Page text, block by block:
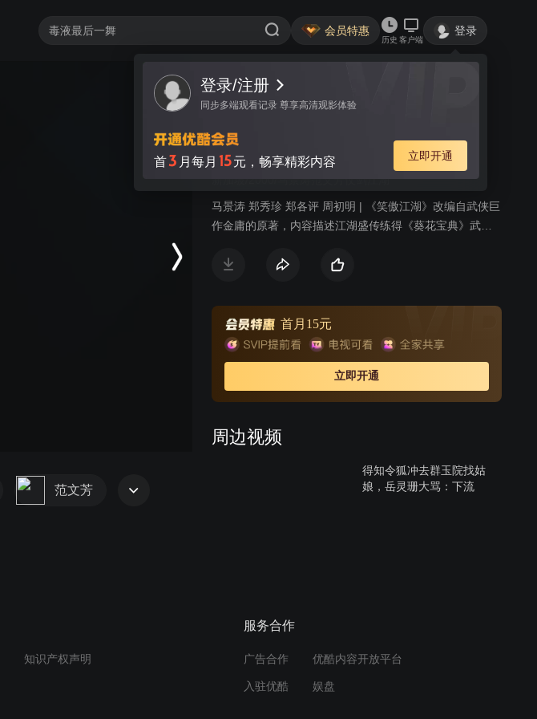
会员特惠
历史 客户端
登录
登录/注册
同步多端观看记录 尊享高清观影体验
首3 月每月 15元，畅享精彩内容 立即开通
视频 讨论
笑傲江湖
新加坡/2000/马景涛范文芳仗剑江湖
马景涛 郑秀珍 郑各评 周初明 | 《笑傲江湖》改编自武侠巨
作金庸的原著，内容描述江湖盛传练得《葵花宝典》武
籍，掀起连番腥风血雨。华山弟子令狐冲为了替师父寻找
曲洋与衡山派刘正风，二人在临终之时授予令狐冲笑傲江
湖之曲，令狐冲在逃避追杀时无意中与日月神教教主之独
生女任盈盈相交，在与东厂“锦衣卫”争斗中，令狐冲仗义而
出，却意外得悉师父岳不群的伪善面目。
首月15元
立即开通
周边视频
得知令狐冲去群玉院找姑
娘，岳灵珊大骂：下流
衣自证清白，令狐冲大战东
范文芳
知识产权声明
服务合作
广告合作 优酷内容开放平台
入驻优酷 娱盘